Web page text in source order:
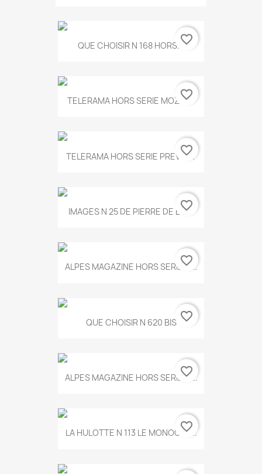
QUE CHOISIR N 168 HORS...favorite_border
TELERAMA HORS SERIE MOZART
favorite_border
TELERAMA HORS SERIE PREVERT
favorite_border
IMAGES N 25 DE PIERRE DE BOIS
favorite_border
ALPES MAGAZINE HORS SERIE N...
favorite_border
QUE CHOISIR N 620 BIS favorite_border
ALPES MAGAZINE HORS SERIE N...
favorite_border
LA HULOTTE N 113 LE MONOCLE...
favorite_border